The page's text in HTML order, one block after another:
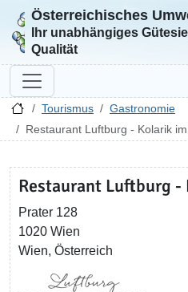
Zur Startseite
Österreichisches
Ihr unabhängiges
Qualität
Tourismus
Gastronomie
Restaurant Luftburg - Kolarik
Restaurant Luftburg
Prater 128
1020 Wien
Wien, Österreich